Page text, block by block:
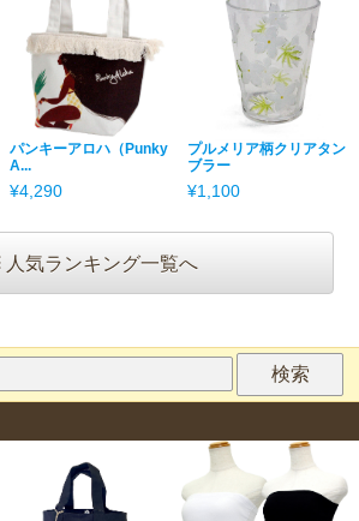
パンキーアロハ（Punky
A...
¥4,290
プルメリア柄クリアタン
ブラー
¥1,100
人気ランキング一覧へ